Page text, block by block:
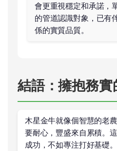
會更重視穩定和承諾，
的管道認識對象，已有
係的實質品質。
結語：擁抱務實
木星金牛就像個智慧的老
要耐心，豐盛來自累積。
成功，不如專注打好基礎